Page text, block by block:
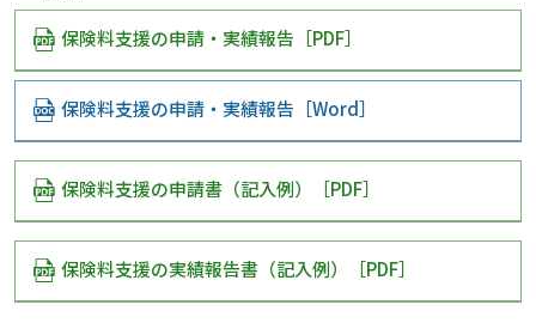
保険料支援の申請・実績報告［PDF］
保険料支援の申請・実績報告［Word］
保険料支援の申請書（記入例）［PDF］
保険料支援の実績報告書（記入例）［PDF］